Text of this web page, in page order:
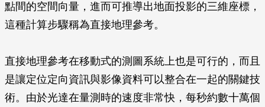
點間的空間向量，進而可推導出地面投影的三維座標，
這種計算步驟稱為直接地理參考。
直接地理參考在移動式的測圖系統上也是可行的，而且
是讓定位定向資訊與影像資料可以整合在一起的關鍵技
術。由於光達在量測時的速度非常快，每秒約數十萬個